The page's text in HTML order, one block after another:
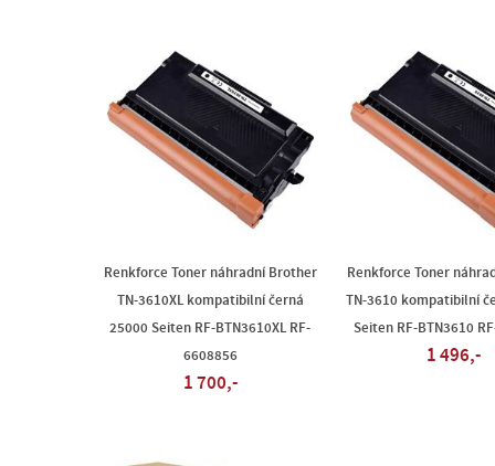
Renkforce Toner náhradní Brother
TN-3610XL kompatibilní černá
25000 Seiten RF-BTN3610XL RF-
6608856
1 700,-
Renkforce Toner
TN-3610 kompatibilní
Seiten RF-BTN3610
1 496,-